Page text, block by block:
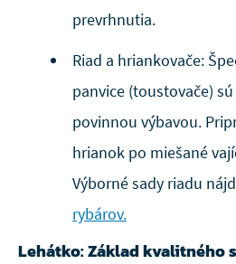
prevrhnutia.
Riad a hriankovače:
panvice (toustovače)
povinnou výbavou.
hrianok po miešané
Výborné sady riadu
rybárov.
Lehátko: Základ kvalitného